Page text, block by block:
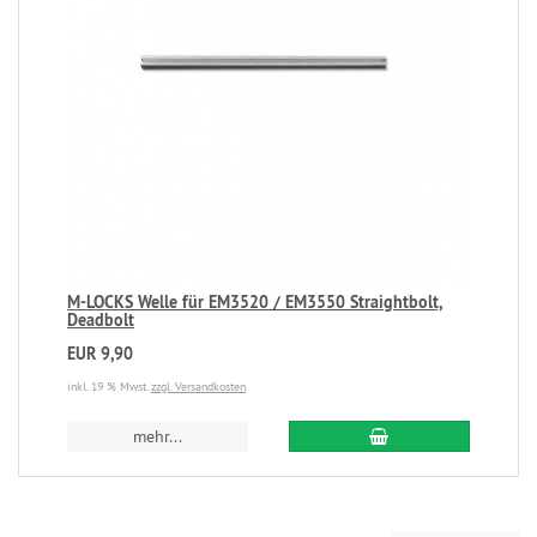
M-LOCKS Welle für EM3520 / EM3550 Straightbolt,
Deadbolt
EUR 9,90
inkl. 19 % Mwst.zzgl. Versandkosten
mehr...